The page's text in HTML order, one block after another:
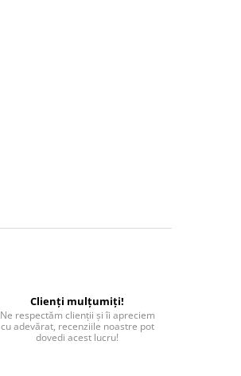
Clienți mulțumiți!
Ne respectăm clienții și îi apreciem
cu adevărat, recenziile noastre pot
dovedi acest lucru!